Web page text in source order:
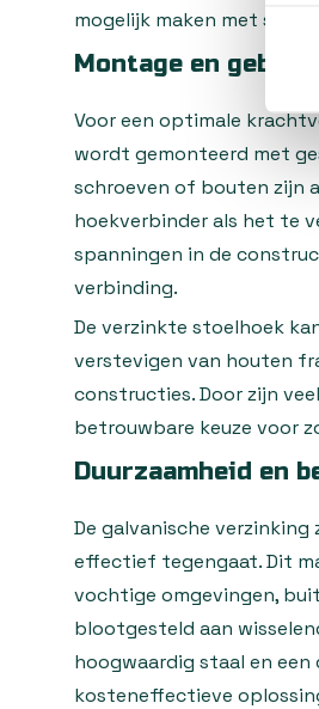
mogelijk maken met
Montage en gebruik
Voor een optimale
wordt gemonteerd met
schroeven of bouten zijn
hoekverbinder als het te
spanningen in de
verbinding.
De verzinkte stoelhoek
verstevigen van houten
constructies. Door zijn
betrouwbare keuze voor
Duurzaamheid en
De galvanische
effectief tegengaat. Dit
vochtige omgevingen,
blootgesteld aan
hoogwaardig staal en
kosteneffectieve